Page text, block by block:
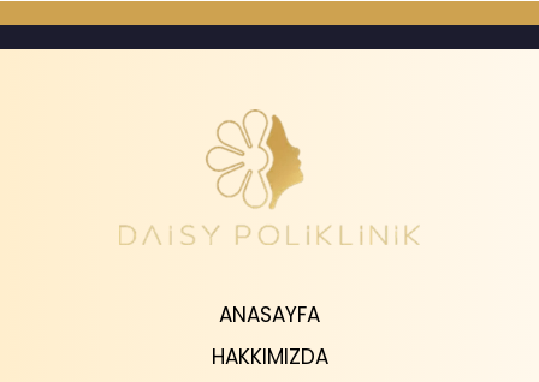
ANASAYFA
HAKKIMIZDA